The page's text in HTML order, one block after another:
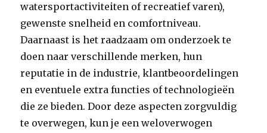
watersportactiviteiten of recreatief varen),
gewenste snelheid en comfortniveau.
Daarnaast is het raadzaam om onderzoek te
doen naar verschillende merken, hun
reputatie in de industrie, klantbeoordelingen
en eventuele extra functies of technologieën
die ze bieden. Door deze aspecten zorgvuldig
te overwegen, kun je een weloverwogen